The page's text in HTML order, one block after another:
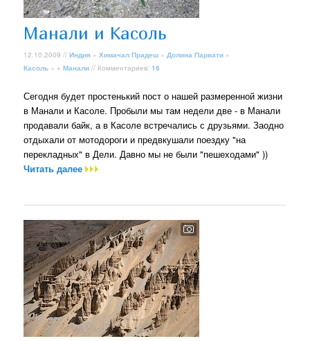
Манали и Касоль
12.10.2009 //Индия »Химачал Прадеш » Долина Парвати »
Касоль » +Манали // Комментариев:16
Сегодня будет простенький пост о нашей размеренной жизни
в Манали и Касоле. Пробыли мы там недели две - в Манали
продавали байк, а в Касоле встречались с друзьями. Заодно
отдыхали от мотодороги и предвкушали поездку "на
перекладных" в Дели. Давно мы не были "пешеходами" ))
Читать далее